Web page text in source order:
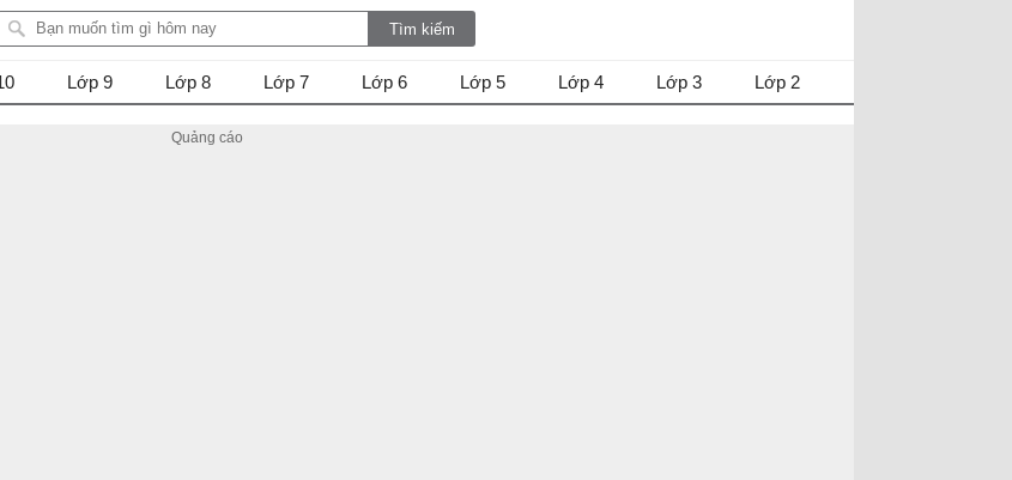
Lớp 9 Lớp 8 Lớp 7 Lớp 6 Lớp 5 Lớp 4 Lớp 3 Lớp 2